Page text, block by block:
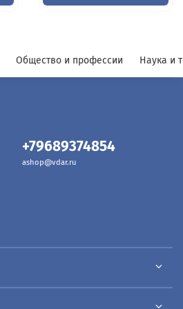
Общество и профессии Наука и
+79689374854
ashop@vdar.ru